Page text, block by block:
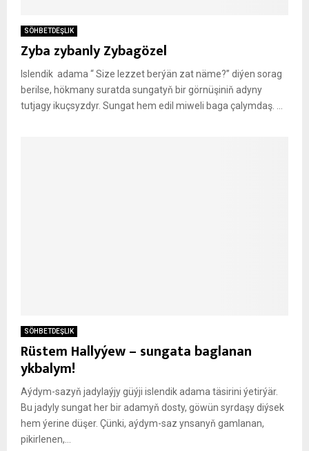
SÖHBETDEŞLIK
Zyba zybanly Zybagözel
Islendik adama “ Size lezzet berýän zat näme?” diýen sorag
berilse, hökmany suratda sungatyň bir görnüşiniň adyny
tutjagy ikuçsyzdyr. Sungat hem edil miweli baga çalymdaş. ...
SÖHBETDEŞLIK
Rüstem Hallyýew – sungata baglanan
ykbalym!
Aýdym-sazyň jadylaýjy güýji islendik adama täsirini ýetirýär.
Bu jadyly sungat her bir adamyň dosty, göwün syrdaşy diýsek
hem ýerine düşer. Çünki, aýdym-saz ynsanyň gamlanan,
pikirlenen,...